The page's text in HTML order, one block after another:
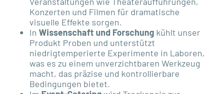
Konzerten und Filmen für dramatische
visuelle Effekte sorgen.
In Wissenschaft und Forschung kühlt unser
Produkt Proben und unterstützt
niedrigtemperierte Experimente in Laboren,
was es zu einem unverzichtbaren Werkzeug
macht, das präzise und kontrollierbare
Bedingungen bietet.